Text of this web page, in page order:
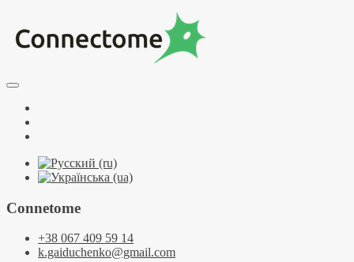
содержимому
Connectome
Курсы по НЛП и коучингу. НЛП-Практик. НЛП-Мастер.
Connetome
+38 067 409 59 14
k.gaiduchenko@gmail.com